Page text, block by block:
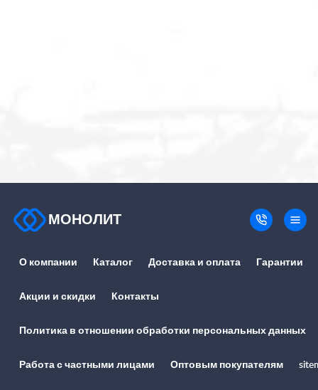
МОНОЛИТ
О компании Каталог Доставка и оплата Гарантии
Акции и скидки Контакты
Политика в отношении обработки персональных данных
Работа с частными лицами Оптовым покупателям